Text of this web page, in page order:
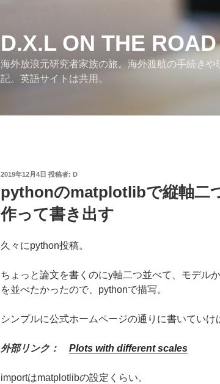
D.X.L ON THE ROAD
海外放浪元研究者家族の旅。海外渡航の手続き
記。英語サイトは共用。
投
日:
2019年12月4日 投稿者: D
pythonのmatplotlibで縦軸二
作って書き出す
久々にpython投稿。
ちょっと論文を書くのにy軸二つ並べて、モデル
を並べたかったので、pythonで描写。
シンプルに公式ホームページの通りに書いていけ
外部リンク： Plots with different scales
importはmatplotlibの設定くらい。